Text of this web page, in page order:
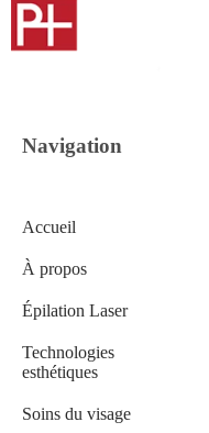
Navigation
Accueil
À propos
Épilation Laser
Technologies
esthétiques
Soins du visage